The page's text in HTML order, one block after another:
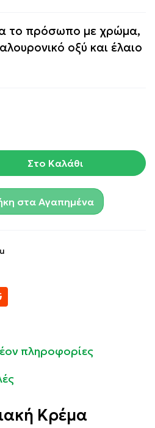
το πρόσωπο με χρώμα,
οξύ και έλαιο
Στο Καλάθι
στα Αγαπημένα
πληροφορίες
Κρέμα